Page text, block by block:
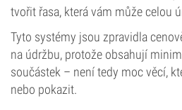
tvořit řasa, která vám může celou
Tyto systémy jsou zpravidla
na údržbu, protože obsahují
součástek – není tedy moc věcí,
nebo pokazit.